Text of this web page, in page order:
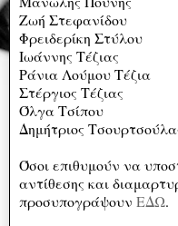
Ζωή Στεφανίδου
Φρειδερίκη Στύλου
Ιωάννης Τέζιας
Ράνια Λούμου Τέζια
Στέργιος Τέζιας
Όλγα Τσίπου
Δημήτριος
Όσοι επιθυμούν να
αντίθεσης και
προσυπογράψουν ΕΔΩ.